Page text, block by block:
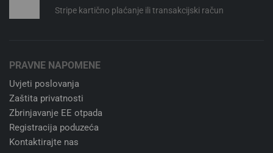
Stripe kartično plaćanje ili transakcijski račun
PRAVNE NAPOMENE
Uvjeti poslovanja
Zaštita privatnosti
Zbrinjavanje EE otpada
Registracija poduzeća
Kontaktirajte nas